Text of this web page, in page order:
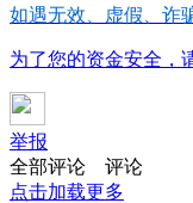
如遇无效、虚假、诈
为了您的资金安全，
举报
全部评论
评论
点击加载更多